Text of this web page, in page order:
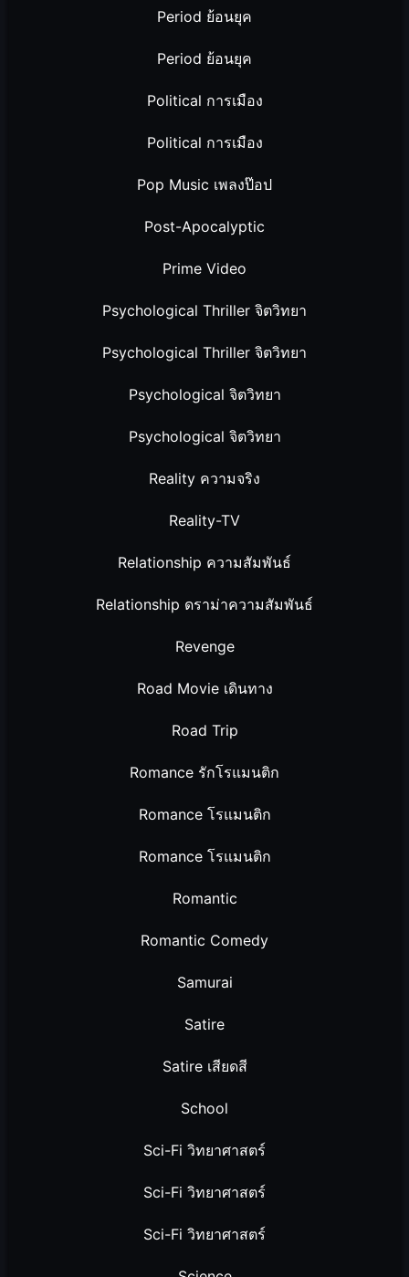
Period ย้อนยุค
Period ย้อนยุค
Political การเมือง
Political การเมือง
Pop Music เพลงป๊อป
Post-Apocalyptic
Prime Video
Psychological Thriller จิตวิทยา
Psychological Thriller จิตวิทยา
Psychological จิตวิทยา
Psychological จิตวิทยา
Reality ความจริง
Reality-TV
Relationship ความสัมพันธ์
Relationship ดราม่าความสัมพันธ์
Revenge
Road Movie เดินทาง
Road Trip
Romance รักโรแมนติก
Romance โรแมนติก
Romance โรแมนติก
Romantic
Romantic Comedy
Samurai
Satire
Satire เสียดสี
School
Sci-Fi วิทยาศาสตร์
Sci-Fi วิทยาศาสตร์
Sci-Fi วิทยาศาสตร์